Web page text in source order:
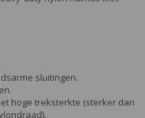
sluitingen.
hoge treksterkte (sterker dan